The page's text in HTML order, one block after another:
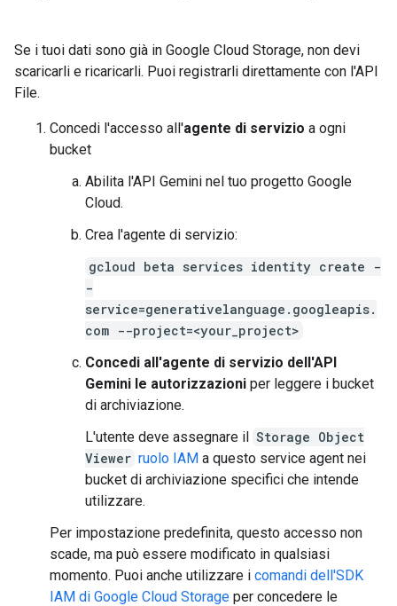
Se i tuoi dati sono già in Google Cloud Storage, non devi
scaricarli e ricaricarli. Puoi registrarli direttamente con l'API
File.
Concedi l'accesso all'agente di servizio a ogni
bucket
Abilita l'API Gemini nel tuo progetto Google
Cloud.
Crea l'agente di servizio:
gcloud beta services identity create -
-
service=generativelanguage.googleapis.
com --project=<your_project>
Concedi all'agente di servizio dell'API
Gemini le autorizzazioni per leggere i bucket
di archiviazione.
L'utente deve assegnare il Storage Object
Viewer ruolo IAM a questo service agent nei
bucket di archiviazione specifici che intende
utilizzare.
Per impostazione predefinita, questo accesso non
scade, ma può essere modificato in qualsiasi
momento. Puoi anche utilizzare i comandi dell'SDK
IAM di Google Cloud Storage per concedere le